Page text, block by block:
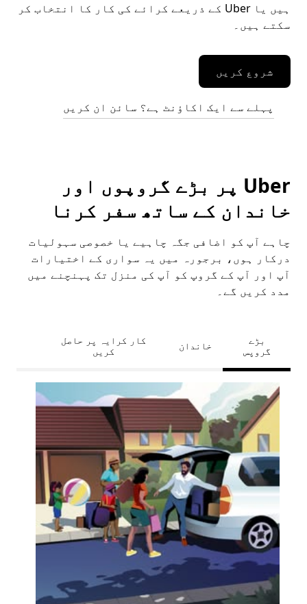
ہیں یا Uber کے ذریعے کرائے کی کار کا انتخاب کر
سکتے ہیں۔
شروع کریں
پہلے سے ایک اکاؤنٹ ہے؟ سائن ان کریں
Uber پر بڑے گروپوں اور
خاندان کے ساتھ سفر کرنا
چاہے آپ کو اضافی جگہ چاہیے یا خصوصی سہولیات
درکار ہوں، برجورہ میں یہ سواری کے اختیارات
آپ اور آپ کے گروپ کو آپ کی منزل تک پہنچنے میں
مدد کریں گے۔
بڑے
گروپس
خاندان
کار کرایہ پر حاصل
کریں